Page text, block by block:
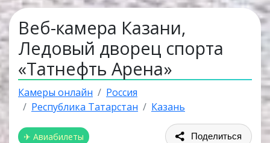
Веб-камера Казани,
Ледовый дворец спорта
«Татнефть Арена»
Камеры онлайн
Россия
Республика Татарстан
Казань
✈ Авиабилеты Поделиться